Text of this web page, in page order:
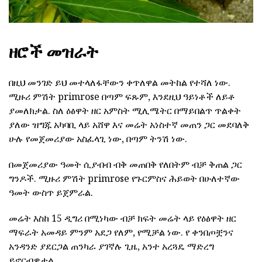
ዘሮች መዝራት
በዚህ መንገድ ይህ መተላለፋቸውን ቀጥለዋል መትከል የተሻለ ነው.
ሚዙሪ ምሽት primrose በጣም ፍጹም, እንደዚህ ዓይነቶች ለይቶ
ያመለክታል. ስለ ዕፅዋት ዘር አምስት ሚሊሜትር በማይበልጥ ጥልቀት
ያለው ዝግጁ አካባቢ ላይ አሸዋ እና መሬት አነስተኛ መጠን ጋር መደባለቅ
ሁሉ የመጀመሪያው አስፈላጊ ነው, በጣም ትንሽ ነው.
በመጀመሪያው ዓመት ሲያብብ ብቅ መጠበቅ የለበትም ብቻ ቅጠል ጋር
ግንዶች. ሚዙሪ ምሽት primrose የጉርምስና ሕይወት በሁለተኛው
ዓመት ውስጥ ይጀምራል.
መሬት እስከ 15 ዲግሪ በሚነካው ብቻ ክፍት መሬት ላይ የዕፅዋት ዘር
ማፍራት አመዳይ ምንም አደጋ የለም, የሚቻል ነው. የ ቀንበጦቿንና
አንዳንድ ያደርጋል ጠንካራ ያገኛሉ ጊዜ, አንተ አረጓዴ ማድረግ